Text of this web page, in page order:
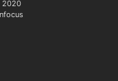
2020